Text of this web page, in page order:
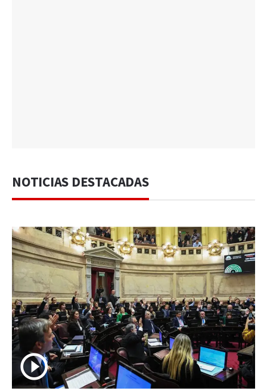
NOTICIAS DESTACADAS